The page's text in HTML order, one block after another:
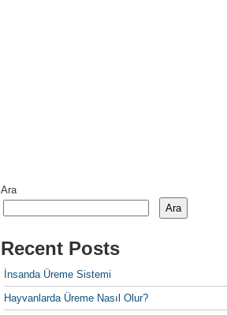
Ara
Ara
Recent Posts
İnsanda Üreme Sistemi
Hayvanlarda Üreme Nasıl Olur?